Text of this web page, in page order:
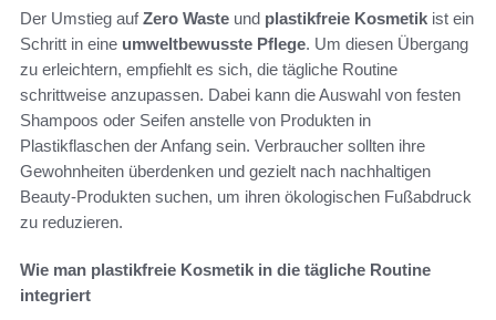
Der Umstieg aufZero Waste und plastikfreie Kosmetik ist ein
Schritt in eine umweltbewusste Pflege. Um diesen Übergang
zu erleichtern, empfiehlt es sich, die tägliche Routine
schrittweise anzupassen. Dabei kann die Auswahl von festen
Shampoos oder Seifen anstelle von Produkten in
Plastikflaschen der Anfang sein. Verbraucher sollten ihre
Gewohnheiten überdenken und gezielt nach nachhaltigen
Beauty-Produkten suchen, um ihren ökologischen Fußabdruck
zu reduzieren.
Wie man plastikfreie Kosmetik in die tägliche Routine
integriert